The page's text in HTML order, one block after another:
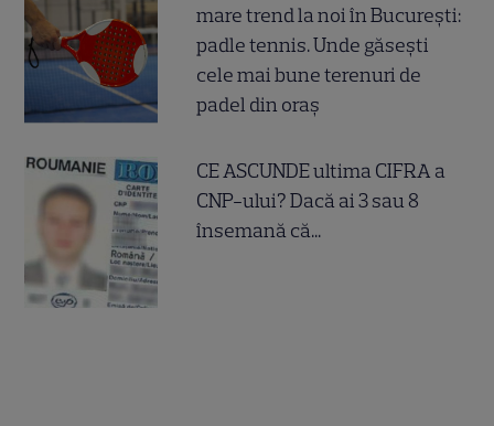
mare trend la noi în București:
padle tennis. Unde găsești
cele mai bune terenuri de
padel din oraș
CE ASCUNDE ultima CIFRA a
CNP-ului? Dacă ai 3 sau 8
însemană că...